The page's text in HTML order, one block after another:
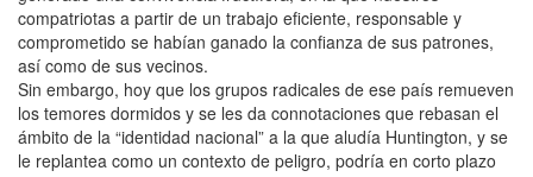
compatriotas a partir de un trabajo eficiente, responsable y
comprometido se habían ganado la confianza de sus patrones,
así como de sus vecinos.
Sin embargo, hoy que los grupos radicales de ese país remueven
los temores dormidos y se les da connotaciones que rebasan el
ámbito de la “identidad nacional” a la que aludía Huntington, y se
le replantea como un contexto de peligro, podría en corto plazo